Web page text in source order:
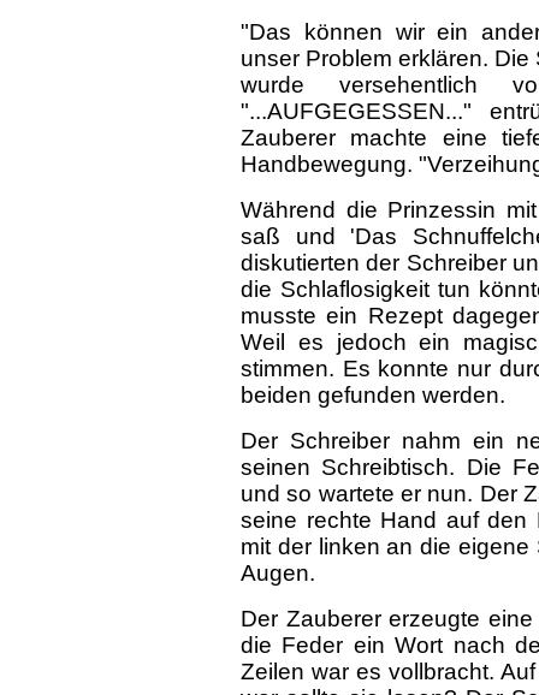
"Das können wir ein
unser Problem erklären.
wurde versehentlich
"...AUFGEGESSEN..."
Zauberer machte eine
Handbewegung.
Während die Prinzessin
saß und 'Das
diskutierten der Schreiber
die Schlaflosigkeit tun
musste ein Rezept
Weil es jedoch ein
stimmen. Es konnte nur
beiden gefunden werden.
Der Schreiber nahm ein
seinen Schreibtisch. Die
und so wartete er nun. Der
seine rechte Hand auf den
mit der linken an die
Augen.
Der Zauberer erzeugte
die Feder ein Wort nach
Zeilen war es vollbracht.